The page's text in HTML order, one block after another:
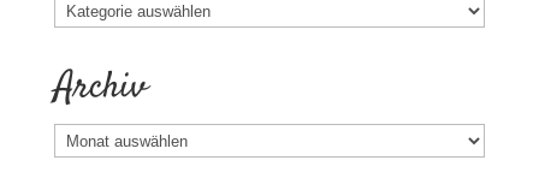
Kategorien
Archiv
Archiv